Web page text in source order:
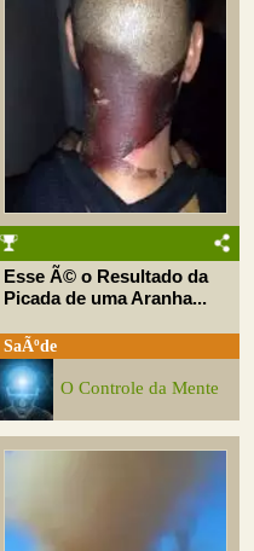
Esse Ã© o Resultado da
Picada de uma Aranha...
SaÃºde
O Controle da Mente